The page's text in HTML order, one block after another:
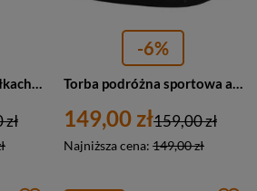
-6%
149,00 zł
Najniższa cena: 149,00 zł
159,00 zł